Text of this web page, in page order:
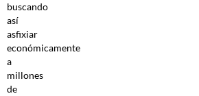
buscando
así
asfixiar
económicamente
a
millones
de